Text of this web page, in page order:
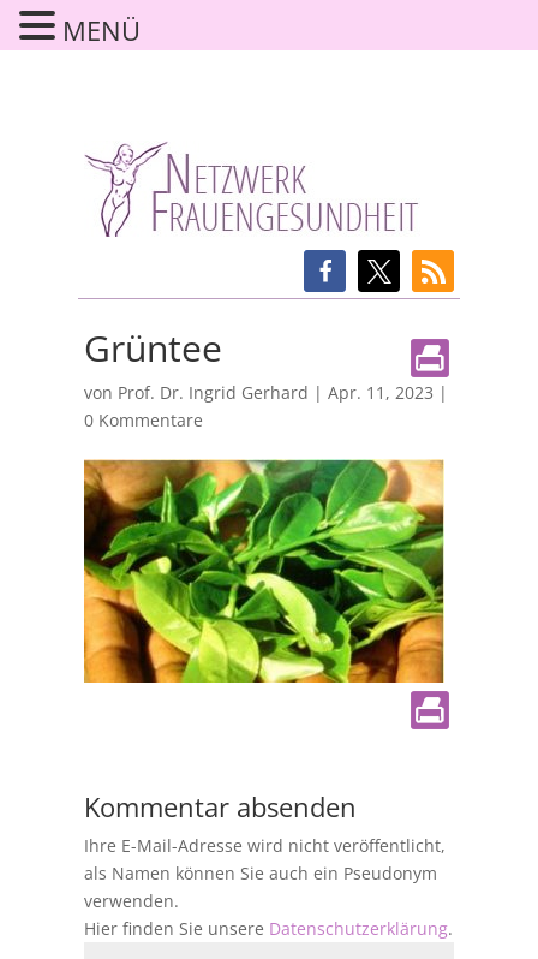
Grüntee
von Prof. Dr. Ingrid Gerhard | Apr. 11, 2023 |
0 Kommentare
Kommentar absenden
Ihre E-Mail-Adresse wird nicht veröffentlicht,
als Namen können Sie auch ein Pseudonym
verwenden.
Hier finden Sie unsere Datenschutzerklärung.
MENÜ